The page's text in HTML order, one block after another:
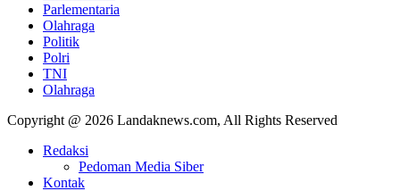
Parlementaria
Olahraga
Politik
Polri
TNI
Olahraga
Copyright @ 2026 Landaknews.com, All Rights Reserved
Redaksi
Pedoman Media Siber
Kontak